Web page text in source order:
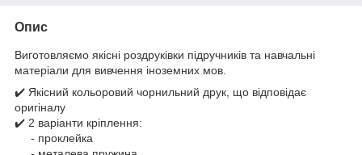
Опис
Виготовляємо якісні роздруківки підручників та навчальні
матеріали для вивчення іноземних мов.
✔️ Якісний кольоровий чорнильний друк, що відповідає
оригіналу
✔️ 2 варіанти кріплення:
- проклейка